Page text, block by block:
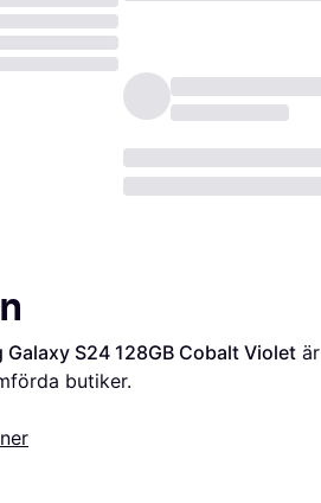
Galaxy S24 128GB Cobalt Violet är
butiker.